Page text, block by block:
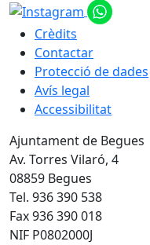
Crèdits
Contactar
Protecció de dades
Avís legal
Accessibilitat
Ajuntament de Begues
Av. Torres Vilaró, 4
08859 Begues
Tel. 936 390 538
Fax 936 390 018
NIF P0802000J